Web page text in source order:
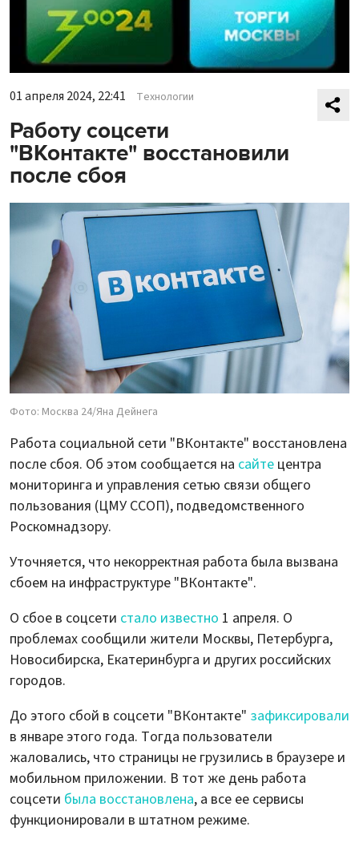
01 апреля 2024, 22:41 Технологии
Работу соцсети
"ВКонтакте" восстановили
после сбоя
Фото: Москва 24/Яна Дейнега
Работа социальной сети "ВКонтакте" восстановлена
после сбоя. Об этом сообщается на сайте центра
мониторинга и управления сетью связи общего
пользования (ЦМУ ССОП), подведомственного
Роскомнадзору.
Уточняется, что некорректная работа была вызвана
сбоем на инфраструктуре "ВКонтакте".
О сбое в соцсети стало известно 1 апреля. О
проблемах сообщили жители Москвы, Петербурга,
Новосибирска, Екатеринбурга и других российских
городов.
До этого сбой в соцсети "ВКонтакте" зафиксировали
в январе этого года. Тогда пользователи
жаловались, что страницы не грузились в браузере и
мобильном приложении. В тот же день работа
соцсети была восстановлена, а все ее сервисы
функционировали в штатном режиме.